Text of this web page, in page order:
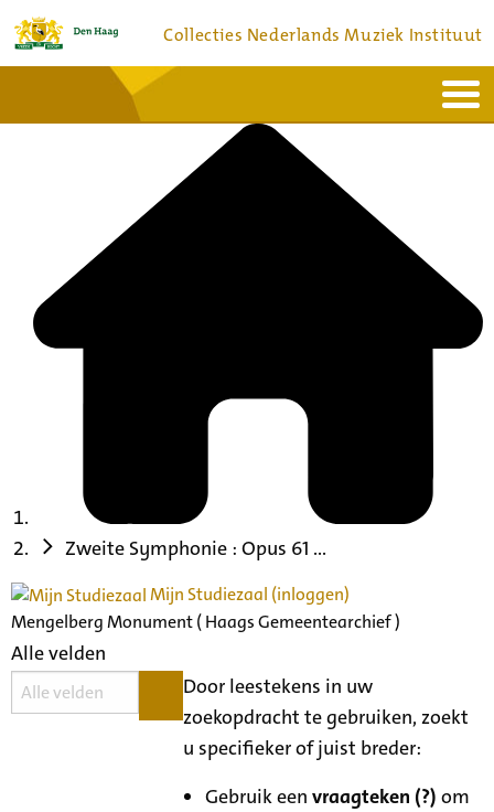
Collecties Nederlands Muziek Instituut
Bronnen en collecties
Zweite Symphonie : Opus 61 ...
Mijn Studiezaal (inloggen)
Mengelberg Monument ( Haags Gemeentearchief )
Alle velden
Door leestekens in uw
zoekopdracht te gebruiken, zoekt
u specifieker of juist breder:
Gebruik eenvraagteken (?) om